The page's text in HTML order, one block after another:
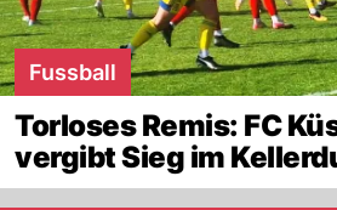
Fussball
Torloses Remis: FC
vergibt Sieg im